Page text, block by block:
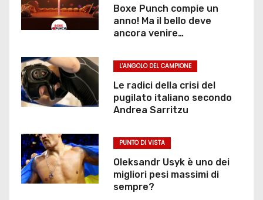
Boxe Punch compie un
anno! Ma il bello deve
ancora venire…
L'ANGOLO DEL CAMPIONE
Le radici della crisi del
pugilato italiano secondo
Andrea Sarritzu
PUNTO DI VISTA
Oleksandr Usyk è uno dei
migliori pesi massimi di
sempre?